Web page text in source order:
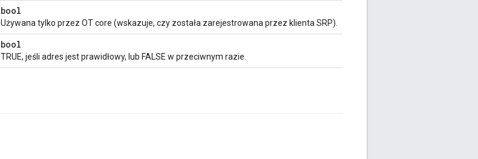
bool
Używana tylko przez OT core (wskazuje, czy została zarejestrowana przez klienta SRP).
bool
TRUE, jeśli adres jest prawidłowy, lub FALSE w przeciwnym razie.